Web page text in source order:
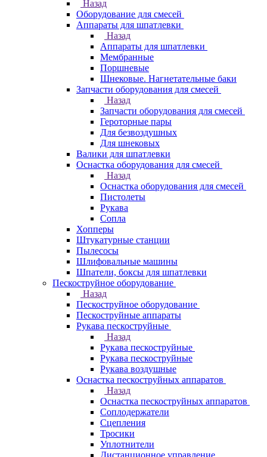
Назад
Оборудование для смесей
Аппараты для шпатлевки
Назад
Аппараты для шпатлевки
Мембранные
Поршневые
Шнековые. Нагнетательные баки
Запчасти оборудования для смесей
Назад
Запчасти оборудования для смесей
Героторные пары
Для безвоздушных
Для шнековых
Валики для шпатлевки
Оснастка оборудования для смесей
Назад
Оснастка оборудования для смесей
Пистолеты
Рукава
Сопла
Хопперы
Штукатурные станции
Пылесосы
Шлифовальные машины
Шпатели, боксы для шпатлевки
Пескоструйное оборудование
Назад
Пескоструйное оборудование
Пескоструйные аппараты
Рукава пескоструйные
Назад
Рукава пескоструйные
Рукава пескоструйные
Рукава воздушные
Оснастка пескоструйных аппаратов
Назад
Оснастка пескоструйных аппаратов
Соплодержатели
Сцепления
Тросики
Уплотнители
Дистанционное управление